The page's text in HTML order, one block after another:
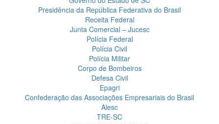
Presidência da República Federativa do Brasil
Receita Federal
Junta Comercial – Jucesc
Polícia Federal
Polícia Civil
Polícia Militar
Corpo de Bombeiros
Defesa Civil
Epagri
Confederação das Associações Empresariais do Brasil
Alesc
TRE-SC